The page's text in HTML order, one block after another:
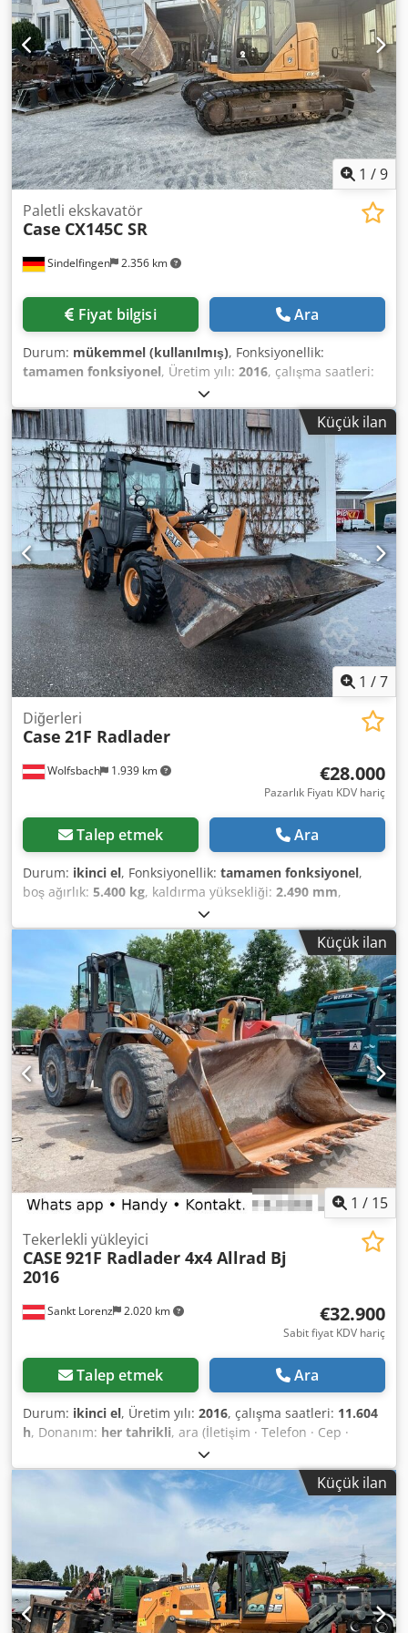
Samson Tank kapasitesi: 8000 L Yüksek basınçlı pompa: 2 x
HPP Yüksek basınç kapasitesi: 122 l/dk - 130 bar Vakum
pompası: Samson Uzaktan kumanda: ? Djdpfjynq Dbox
Ahtskr
1 /9
Sindelfingen 2.356 km
Paletli ekskavatör
Case CX145C SR
Fiyat bilgisi Ara
Durum: mükemmel (kullanılmış), Fonksiyonellik:
tamamen fonksiyonel, Üretim yılı: 2016, çalışma saatleri:
, * 11.500 saat * Çalışma ağırlığı 15.700 kg * Motor
gücü 77 kW * Yol tipi palet (roadliner) * Hidrolik hızlı
bağlantı aparatı * Klima sistemi Dedpfx Aey Rm H Eohtekr
Küçük ilan
1 /7
Wolfsbach 1.939 km
Diğerleri
Case 21F Radlader
€28.000
Pazarlık Fiyatı KDV hariç
Talep etmek Ara
Durum: ikinci el, Fonksiyonellik: tamamen fonksiyonel,
boş ağırlık: 5.400 kg, kaldırma yüksekliği: 2.490 mm,
, çalışma saatleri:
5.550 mm, inşaat yüksekliği:2.500 mm, çekiş tipi:Diesel
, inşaat genişliği:1.950 mm, Diğer Dsdpowlxgaofx
Ahtjkr Hız Sınıfı: 25 Teknik Durum: normal Akü Durumu:
Küçük ilan
1 / 15
Sankt Lorenz 2.020 km
Tekerlekli yükleyici
CASE 921F Radlader 4x4 Allrad Bj
2016
€32.900
Sabit fiyat KDV hariç
Talep etmek Ara
Durum: ikinci el, Üretim yılı: 2016, çalışma saatleri: 11.604
h, Donanım: her tahrikli, ara (İletişim · Telefon · Cep ·
WhatsApp) * Case 921F yükleyici 4x4 dört çeker * Isıtma /
Klima * Model yılı: 2016 * Şasi No: FNH921F1NGHE12139 *
Kw: 190 * Boş ağırlık: 19.680 kg * Toplam ağırlık: 21.600 kg
Dksdpokq Amfsfx Ahtor * Saat: 11.604 * 3 adet mevcut *
Fiyat bilgi üzerine * Tüm bilgiler taahhütsüzdür
Küçük ilan